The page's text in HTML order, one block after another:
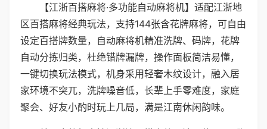
【江浙百搭麻将·多功能自动麻将机】适配江浙地
区百搭麻将经典玩法，支持144张含花牌麻将，可自由
设定百搭牌数量，自动麻将机精准洗牌、码牌，花牌
自动分拣归类，杜绝错牌漏牌，操作面板简洁易懂，
一键切换玩法模式，机身采用轻奢木纹设计，融入居
家环境不突兀，洗牌噪音低，长辈上手零难度，家庭
聚会、好友小酌时玩上几局，满是江南休闲韵味。